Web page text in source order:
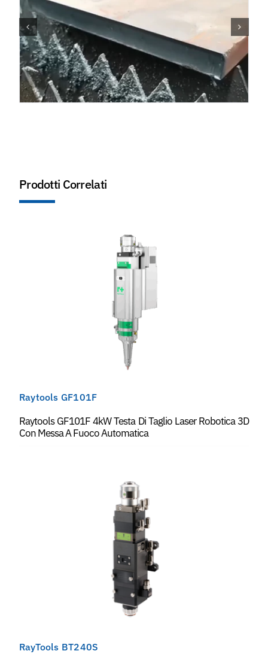
Prodotti Correlati
Raytools GF101F
Raytools GF101F 4kW Testa Di Taglio Laser Robotica 3D
Con Messa A Fuoco Automatica
RayTools BT240S